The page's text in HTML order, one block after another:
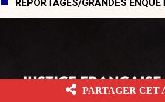
REPORTAGES/GRANDES
PARTAGER CET